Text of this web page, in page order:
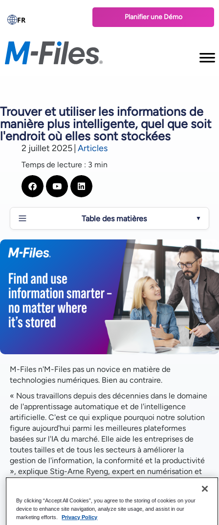
FR Planifier une Démo
Trouver et utiliser les informations de
manière plus intelligente, quel que soit
l'endroit où elles sont stockées
2 juillet 2025 Articles
Temps de lecture : 3 min
Table des matières ▼
Intégration transparente
Gestion intelligente de l'information et sécurité des
données
Venez rencontrer M-Files à Arendalsuka
Boîte à outils
M-Files n'M-Files pas un novice en matière de
technologies numériques. Bien au contraire.
« Nous travaillons depuis des décennies dans le domaine
de l'apprentissage automatique et de l'intelligence
artificielle. C'est ce qui explique pourquoi notre solution
figure aujourd'hui parmi les meilleures plateformes
basées sur l'IA du marché. Elle aide les entreprises de
toutes tailles et de tous les secteurs à améliorer la
gestion de l'information, la conformité et la productivité
», explique Stig-Arne Ryeng, expert en numérisation et
M-Files vous aide à accéder aux bonnes informations au
bon moment. Par exemple, si vous êtes en déplacement
et que vous devez consulter une procédure de sécurité,
By clicking “Accept All Cookies”, you agree to the storing of cookies on your
device to enhance site navigation, analyze site usage, and assist in our
marketing efforts.
Privacy Policy